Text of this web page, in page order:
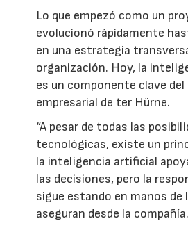
Lo que empezó como un
evolucionó rápidamente
en una estrategia
organización. Hoy, la
es un componente clave del
empresarial de ter Hürne.
“A pesar de todas las
tecnológicas, existe un
la inteligencia artificial
las decisiones, pero la
sigue estando en manos de
aseguran desde la compañía.